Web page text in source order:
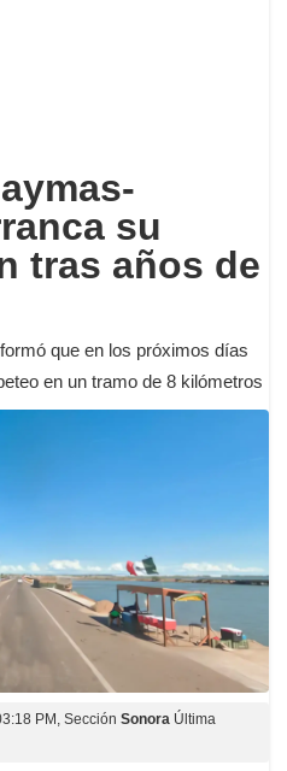
su
tras años de
que en los próximos días
en un tramo de 8 kilómetros
PM , Sección Sonora Última